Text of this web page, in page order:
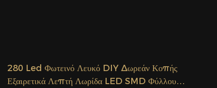
280 Led Φωτεινό Λευκό DIY Δωρεάν Κοπής
Εξαιρετικά Λεπτή Λωρίδα LED SMD Φύλλου